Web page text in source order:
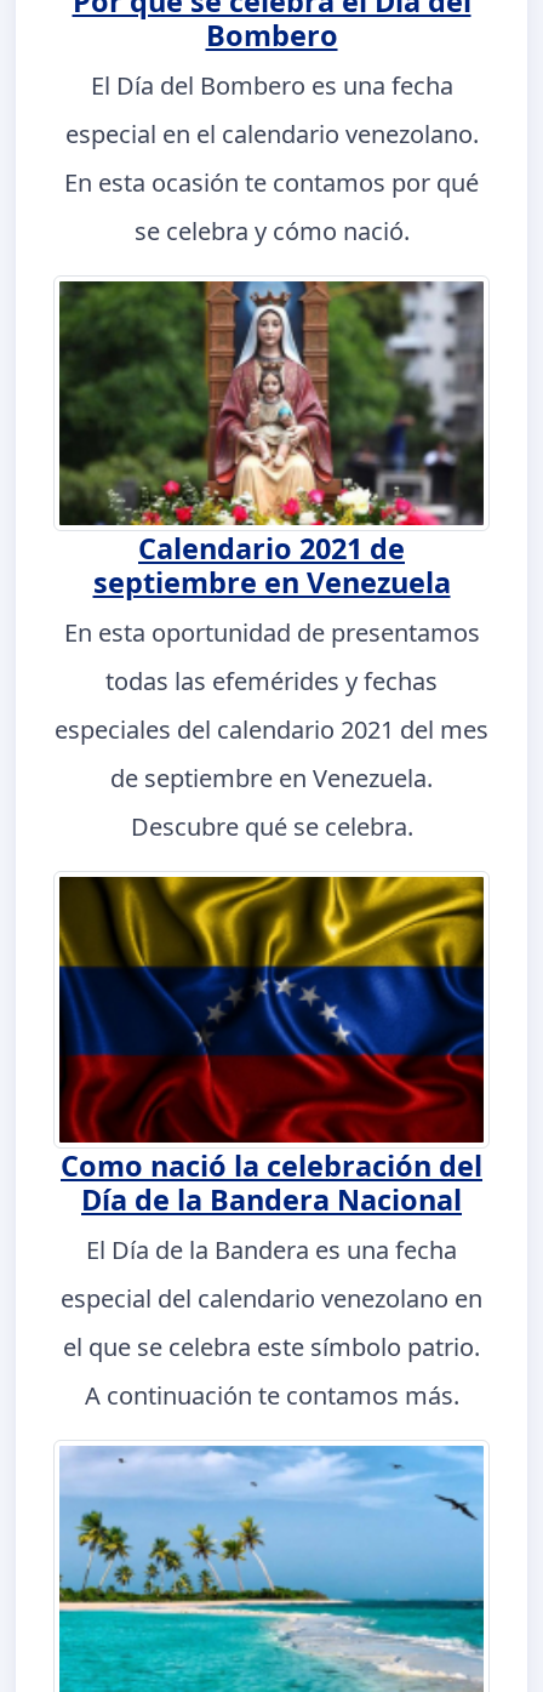
Bombero
El Día del Bombero es una fecha
especial en el calendario venezolano.
En esta ocasión te contamos por qué
se celebra y cómo nació.
Calendario 2021 de
septiembre en Venezuela
En esta oportunidad de presentamos
todas las efemérides y fechas
especiales del calendario 2021 del mes
de septiembre en Venezuela.
Descubre qué se celebra.
Como nació la celebración del
Día de la Bandera Nacional
El Día de la Bandera es una fecha
especial del calendario venezolano en
el que se celebra este símbolo patrio.
A continuación te contamos más.